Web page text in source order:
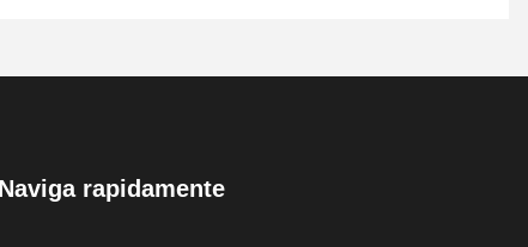
Naviga rapidamente